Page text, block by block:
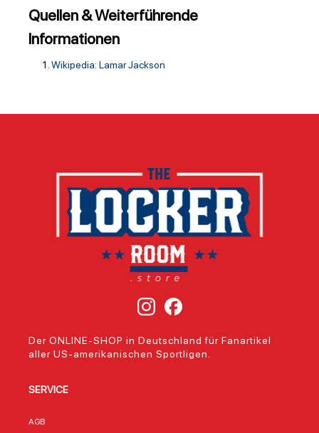
Quellen & Weiterführende
Informationen
Wikipedia: Lamar Jackson
Der ONLINE-SHOP in Deutschland für Fanartikel
aller US-amerikanischen Sportligen.
SERVICE
AGB